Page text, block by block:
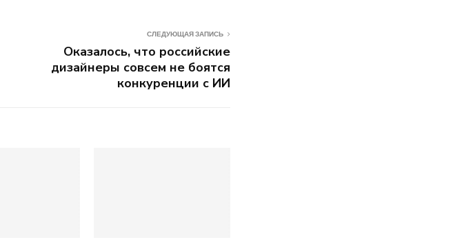
СЛЕДУЮЩАЯ ЗАПИСЬ
Оказалось, что российские
дизайнеры совсем не боятся
конкуренции с ИИ